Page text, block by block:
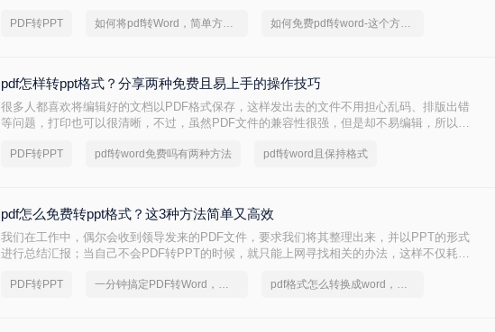
PDF转PPT 如何将pdf转Word，简单方法教你一招 如何免费pdf转word-这个方法超简单的
pdf怎样转ppt格式？分享两种免费且易上手的操作技巧
很多人都喜欢将编辑好的文档以PDF格式保存，这样发出去的文件不用担心乱码、排版出错
等问题，打印也可以很清晰，不过，虽然PDF文件的兼容性很强，但是却不易编辑，所以很
能还不知道怎么pdf转ppt格式的文件，但是不用担心，格式转换并不是很难的操作，下面一
PDF转PPT pdf转word免费吗有两种方法 pdf转word且保持格式
pdf怎么免费转ppt格式？这3种方法简单又高效
我们在工作中，偶尔会收到领导发来的PDF文件，要求我们将其整理出来，并以PPT的形式
进行总结汇报；当自己不会PDF转PPT的时候，就只能上网寻找相关的办法，这样不仅耗时
进行格式的转换，但如今市面上的格式转换软件众多都是收费的，那么pdf怎么免费转ppt格
PDF转PPT 一分钟搞定PDF转Word，这2种简单方法，任意选择 pdf格式怎么转换成word，这个方法简单又方便